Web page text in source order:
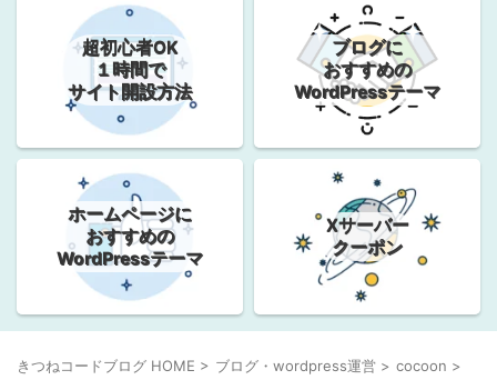
超初心者OK
１時間で
サイト開設方法
ブログに
おすすめの
WordPressテーマ
ホームページに
おすすめの
WordPressテーマ
Xサーバー
クーポン
きつねコードブログ HOME > ブログ・wordpress運営 > cocoon >